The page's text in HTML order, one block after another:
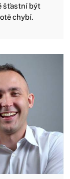
šťastní být
chybí.